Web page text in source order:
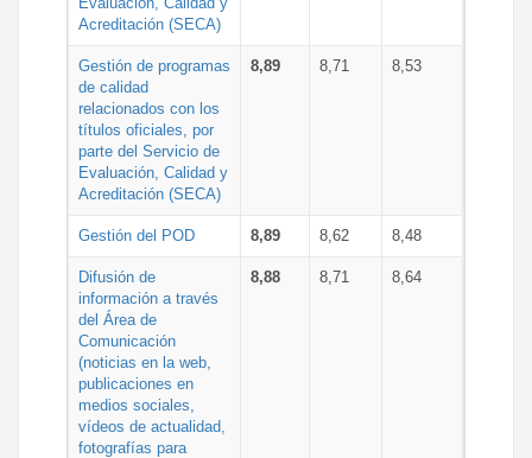
Acreditación (SECA)
Gestión de programas
de calidad
relacionados con los
títulos oficiales, por
parte del Servicio de
Evaluación, Calidad y
Acreditación (SECA)
8,89 8,71 8,53
Gestión del POD 8,89 8,62 8,48
Difusión de
información a través
del Área de
Comunicación
(noticias en la web,
publicaciones en
medios sociales,
vídeos de actualidad,
fotografías para
8,88 8,71 8,64